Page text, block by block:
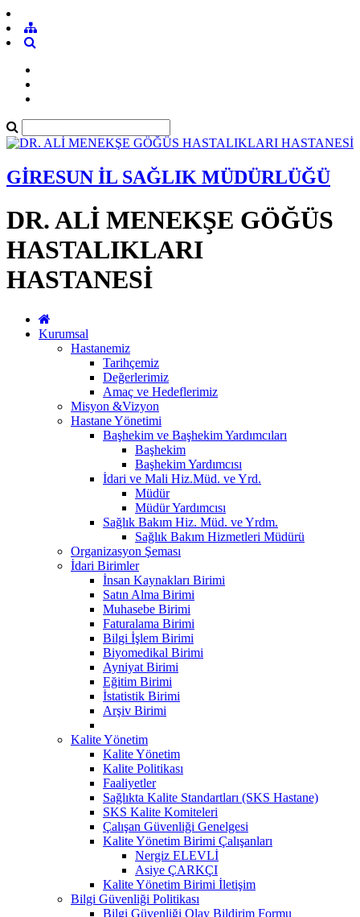
GİRESUN İL SAĞLIK MÜDÜRLÜĞÜ
DR. ALİ MENEKŞE GÖĞÜS
HASTALIKLARI
HASTANESİ
Kurumsal
Hastanemiz
Tarihçemiz
Değerlerimiz
Amaç ve Hedeflerimiz
Misyon &Vizyon
Hastane Yönetimi
Başhekim ve Başhekim Yardımcıları
Başhekim
Başhekim Yardımcısı
İdari ve Mali Hiz.Müd. ve Yrd.
Müdür
Müdür Yardımcısı
Sağlık Bakım Hiz. Müd. ve Yrdm.
Sağlık Bakım Hizmetleri Müdürü
Organizasyon Şeması
İdari Birimler
İnsan Kaynakları Birimi
Satın Alma Birimi
Muhasebe Birimi
Faturalama Birimi
Bilgi İşlem Birimi
Biyomedikal Birimi
Ayniyat Birimi
Eğitim Birimi
İstatistik Birimi
Arşiv Birimi
Kalite Yönetim
Kalite Yönetim
Kalite Politikası
Faaliyetler
Sağlıkta Kalite Standartları (SKS Hastane)
SKS Kalite Komiteleri
Çalışan Güvenliği Genelgesi
Kalite Yönetim Birimi Çalışanları
Nergiz ELEVLİ
Asiye ÇARKÇI
Kalite Yönetim Birimi İletişim
Bilgi Güvenliği Politikası
Bilgi Güvenliği Olay Bildirim Formu